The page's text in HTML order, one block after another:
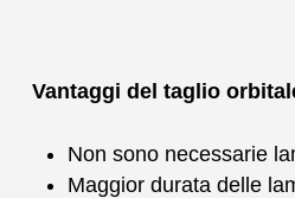
Vantaggi del taglio
Non sono necessarie
Maggior durata delle